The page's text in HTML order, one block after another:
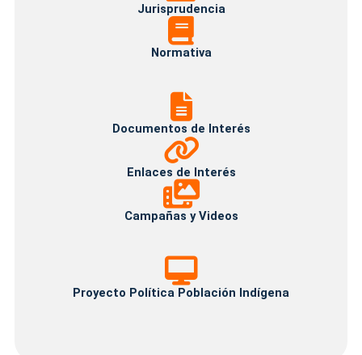
Jurisprudencia
Normativa
Normativa
Documentos
Interés
Documentos de Interés
Enlaces
Interés
Enlaces de Interés
Campañas
y
Videos
Campañas y Videos
Proyecto
Población
Indígena
Proyecto Política Población Indígena